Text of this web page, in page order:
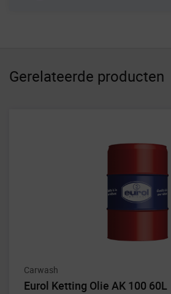
Gerelateerde producten
Carwash
Eurol Ketting Olie AK 100 60L